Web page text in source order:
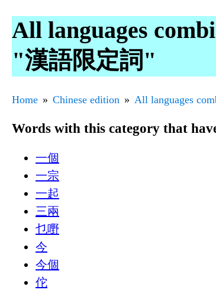
All languages
"漢語限定詞"
Home Chinese edition All languages
Words with this category that
一個
一宗
一起
三兩
乜嘢
今
今個
佗